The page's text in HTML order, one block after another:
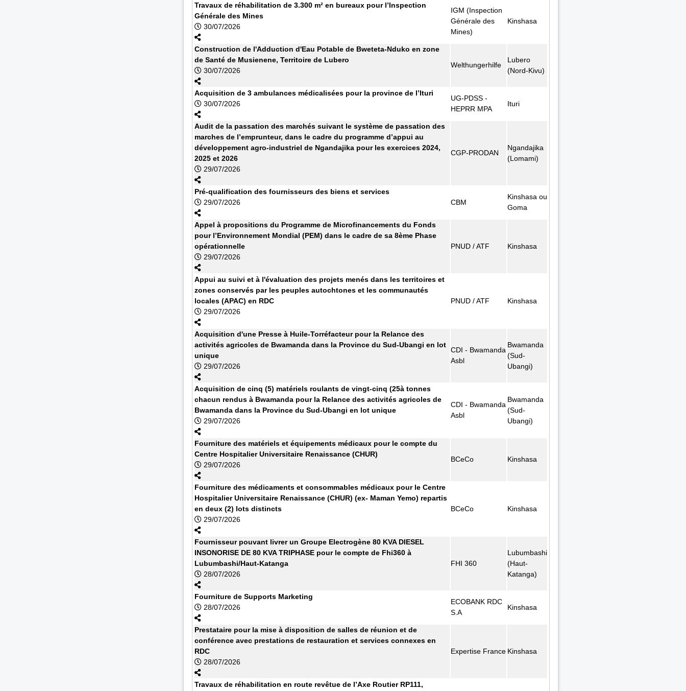
Travaux de réhabilitation de 3.300 m² en bureaux pour l’Inspection
Générale des Mines
30/07/2026
IGM (Inspection
Générale des
Mines)
Kinshasa
Construction de l'Adduction d'Eau Potable de Bweteta-Nduko en zone
de Santé de Musienene, Territoire de Lubero
30/07/2026
Welthungerhilfe
Lubero
(Nord-Kivu)
Acquisition de 3 ambulances médicalisées pour la province de l’Ituri
30/07/2026
UG-PDSS -
HEPRR MPA
Ituri
Audit de la passation des marchés suivant le système de passation des
marches de l’emprunteur, dans le cadre du programme d’appui au
développement agro-industriel de Ngandajika pour les exercices 2024,
2025 et 2026
29/07/2026
CGP-PRODAN
Ngandajika
(Lomami)
Pré-qualification des fournisseurs des biens et services
29/07/2026
CBM
Kinshasa ou
Goma
Appel à propositions du Programme de Microfinancements du Fonds
pour l’Environnement Mondial (PEM) dans le cadre de sa 8ème Phase
opérationnelle
29/07/2026
PNUD / ATF Kinshasa
Appui au suivi et à l'évaluation des projets menés dans les territoires et
zones conservés par les peuples autochtones et les communautés
locales (APAC) en RDC
29/07/2026
PNUD / ATF Kinshasa
Acquisition d'une Presse à Huile-Torréfacteur pour la Relance des
activités agricoles de Bwamanda dans la Province du Sud-Ubangi en lot
unique
29/07/2026
CDI - Bwamanda
Asbl
Bwamanda
(Sud-
Ubangi)
Acquisition de cinq (5) matériels roulants de vingt-cinq (25à tonnes
chacun rendus à Bwamanda pour la Relance des activités agricoles de
Bwamanda dans la Province du Sud-Ubangi en lot unique
29/07/2026
CDI - Bwamanda
Asbl
Bwamanda
(Sud-
Ubangi)
Fourniture des matériels et équipements médicaux pour le compte du
Centre Hospitalier Universitaire Renaissance (CHUR)
29/07/2026
BCeCo Kinshasa
Fourniture des médicaments et consommables médicaux pour le Centre
Hospitalier Universitaire Renaissance (CHUR) (ex- Maman Yemo) repartis
en deux (2) lots distincts
29/07/2026
BCeCo Kinshasa
Fournisseur pouvant livrer un Groupe Electrogène 80 KVA DIESEL
INSONORISE DE 80 KVA TRIPHASE pour le compte de Fhi360 à
Lubumbashi/Haut-Katanga
28/07/2026
FHI 360
Lubumbashi
(Haut-
Katanga)
Fourniture de Supports Marketing
28/07/2026
ECOBANK RDC
S.A
Kinshasa
Prestataire pour la mise à disposition de salles de réunion et de
conférence avec prestations de restauration et services connexes en
RDC
28/07/2026
Expertise France Kinshasa
Travaux de réhabilitation en route revêtue de l’Axe Routier RP111,